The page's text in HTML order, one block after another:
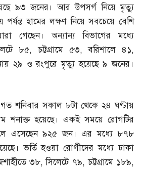
৯৩ জনের। আর উপসর্গ নিয়ে মৃত্যু
হামের লক্ষণ নিয়ে সবচেয়ে বেশি
গেছেন। অন্যান্য বিভাগের মধ্যে
৮৫,চট্টগ্রামে ৫৩,বরিশালে ৪১,
২৯ ও রংপুরে মৃত্যু হয়েছে ৯ জনের।
গত শনিবার সকাল ৮টা থেকে ২৪ ঘণ্টায়
শনাক্ত হয়েছে। একই সময়ে রোগটির
এসেছেন ৯২৫ জন। এর মধ্যে ৮৭৮
ভর্তি হওয়া রোগীদের মধ্যে ঢাকা
৩৮,সিলেটে ৭৯,চট্টগ্রামে ১৮৯,